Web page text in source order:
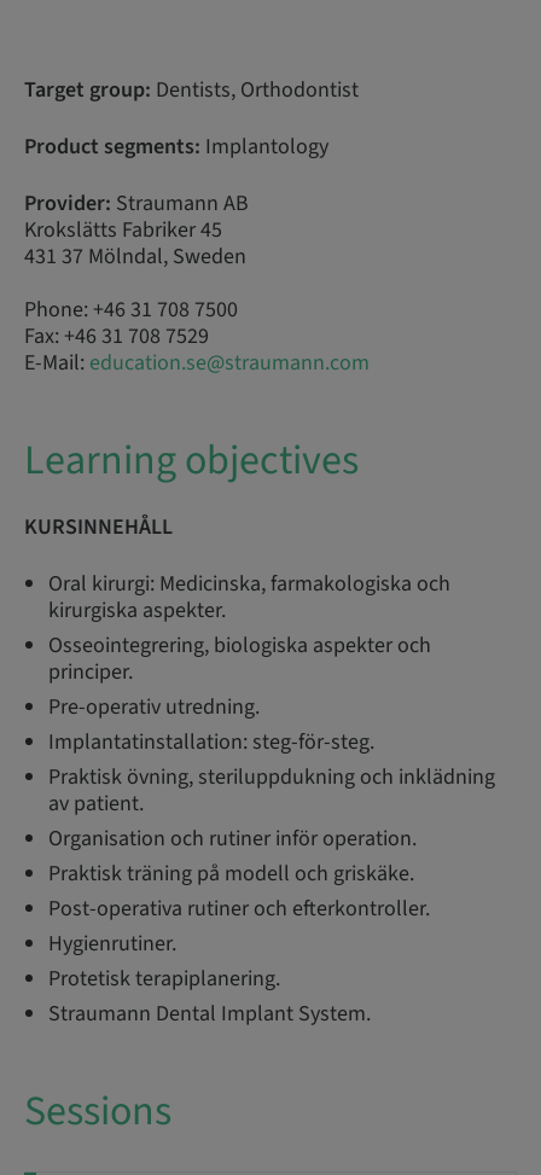
Target group: Dentists, Orthodontist
Product segments: Implantology
Provider: Straumann AB
Krokslätts Fabriker 45
431 37 Mölndal, Sweden
Phone: +46 31 708 7500
Fax: +46 31 708 7529
E-Mail: education.se@straumann.com
Learning objectives
KURSINNEHÅLL
Oral kirurgi: Medicinska, farmakologiska och
kirurgiska aspekter.
Osseointegrering, biologiska aspekter och
principer.
Pre-operativ utredning.
Implantatinstallation: steg-för-steg.
Praktisk övning, steriluppdukning och inklädning
av patient.
Organisation och rutiner inför operation.
Praktisk träning på modell och griskäke.
Post-operativa rutiner och efterkontroller.
Hygienrutiner.
Protetisk terapiplanering.
Straumann Dental Implant System.
Sessions